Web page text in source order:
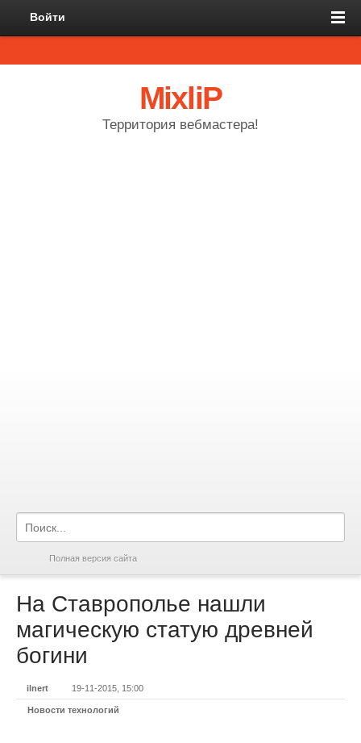
Войти
MixliP
Территория вебмастера!
Полная версия сайта
На Ставрополье нашли
магическую статую древней
богини
ilnert 19-11-2015, 15:00
Новости технологий